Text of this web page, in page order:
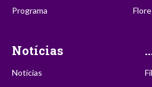
Programa
Notícias
Notícias